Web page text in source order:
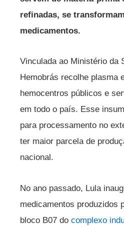
refinadas, se
medicamentos.
Vinculada ao Ministério da
Hemobrás recolhe plasma
hemocentros públicos e
em todo o país. Esse
para processamento no
ter maior parcela de
nacional.
No ano passado, Lula
medicamentos produzidos
bloco B07 do complexo